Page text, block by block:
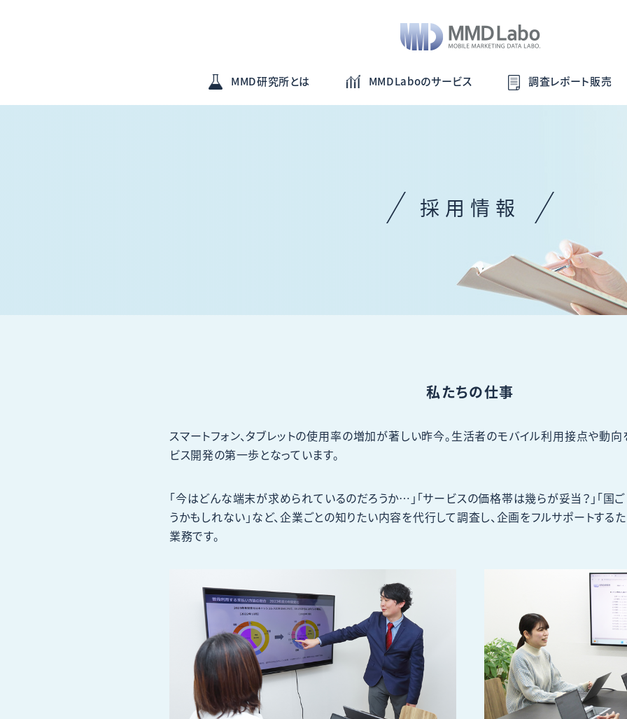
MMD研究所とは MMDLaboのサービス 調査レポート販売
採用情報
私たちの仕事
スマートフォン、タブレットの使用率の増加が著しい昨今。生活者のモバイル利用接点や動
ビス開発の第一歩となっています。
「今はどんな端末が求められているのだろうか…」「サービスの価格帯は幾らが妥当？」「国
うかもしれない」など、企業ごとの知りたい内容を代行して調査し、企画をフルサポートす
業務です。